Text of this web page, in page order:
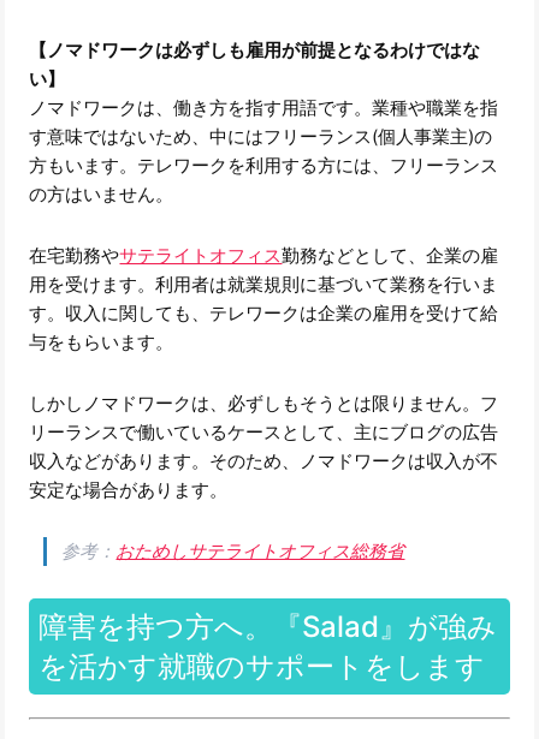
【ノマドワークは必ずしも雇用が前提となるわけではな
い】
ノマドワークは、働き方を指す用語です。業種や職業を指
す意味ではないため、中にはフリーランス(個人事業主)の
方もいます。テレワークを利用する方には、フリーランス
の方はいません。
在宅勤務やサテライトオフィス勤務などとして、企業の雇
用を受けます。利用者は就業規則に基づいて業務を行いま
す。収入に関しても、テレワークは企業の雇用を受けて給
与をもらいます。
しかしノマドワークは、必ずしもそうとは限りません。フ
リーランスで働いているケースとして、主にブログの広告
収入などがあります。そのため、ノマドワークは収入が不
安定な場合があります。
参考： おためしサテライトオフィス総務省
障害を持つ方へ。『Salad』が強み
を活かす就職のサポートをします